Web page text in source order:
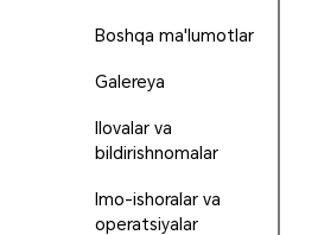
Boshqa ma'lumotlar
Galereya
Ilovalar va
bildirishnomalar
Imo-ishoralar va
operatsiyalar